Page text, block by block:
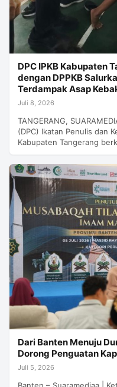
DPC IPKB Kabupaten
dengan DPPKB
Terdampak Asap
Juli 8, 2026
TANGERANG,
(DPC) Ikatan Penulis dan
Kabupaten Tangerang
Dari Banten Menuju
Dorong Penguatan
Juli 5, 2026
Banten – Suaramediaa |